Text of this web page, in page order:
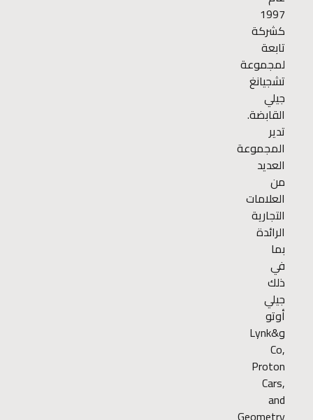
1997
كشركة
تابعة
لمجموعة
تشجيانغ
جيلي
القابضة.
تدير
المجموعة
العديد
من
العلامات
التجارية
الرائدة
بما
في
ذلك
جيلي
أوتو
وLynk&
Co,
Proton
Cars,
and